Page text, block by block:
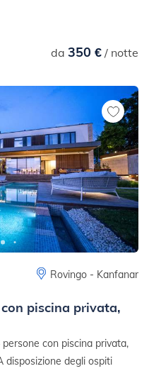
da 350 €/ notte
Rovingo - Kanfanar
piscina privata,
con piscina privata,
disposizione degli ospiti